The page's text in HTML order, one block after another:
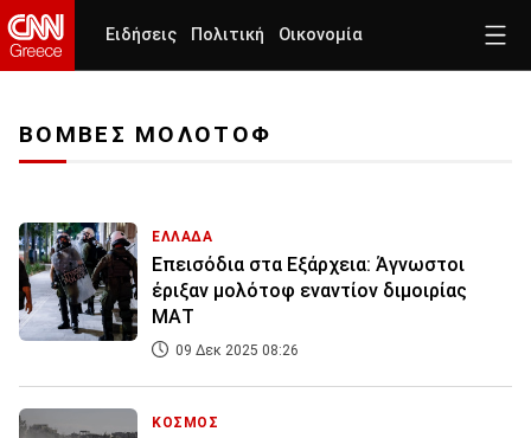
Ειδήσεις Πολιτική Οικονομία
ΒΟΜΒΕΣ ΜΟΛΟΤΟΦ
ΕΛΛΑΔΑ
Επεισόδια στα Εξάρχεια: Άγνωστοι
έριξαν μολότοφ εναντίον διμοιρίας
ΜΑΤ
09 Δεκ 2025 08:26
ΚΟΣΜΟΣ